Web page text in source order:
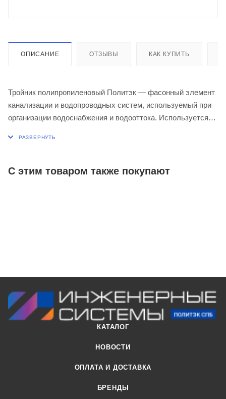
ОПИСАНИЕ ОТЗЫВЫ КАК КУПИТЬ
Тройник полипропиленовый Политэк — фасонный элемент
канализации и водопроводных систем, используемый при
организации водоснабжения и водооттока. Используется
изготовлен из сополимезированного полипропилена,
С этим товаром также покупают
КАТАЛОГ
НОВОСТИ
ОПЛАТА И ДОСТАВКА
БРЕНДЫ